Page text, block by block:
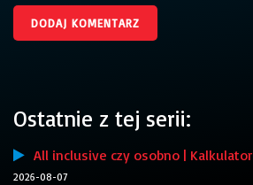
Ostatnie z tej serii:
All inclusive czy osobno | Kalkulator
2026-08-07